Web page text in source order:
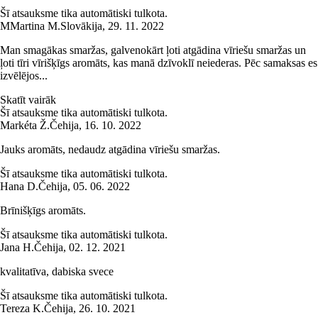
Šī atsauksme tika automātiski tulkota.
MMartina M.Slovākija, 29. 11. 2022
Man smagākas smaržas, galvenokārt ļoti atgādina vīriešu smaržas un
ļoti tīri vīrišķīgs aromāts, kas manā dzīvoklī neiederas. Pēc samaksas es
izvēlējos...
Skatīt vairāk
Šī atsauksme tika automātiski tulkota.
Markéta Ž.Čehija, 16. 10. 2022
Jauks aromāts, nedaudz atgādina vīriešu smaržas.
Šī atsauksme tika automātiski tulkota.
Hana D.Čehija, 05. 06. 2022
Brīnišķīgs aromāts.
Šī atsauksme tika automātiski tulkota.
Jana H.Čehija, 02. 12. 2021
kvalitatīva, dabiska svece
Šī atsauksme tika automātiski tulkota.
Tereza K.Čehija, 26. 10. 2021